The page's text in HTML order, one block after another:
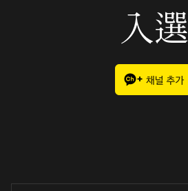
入選